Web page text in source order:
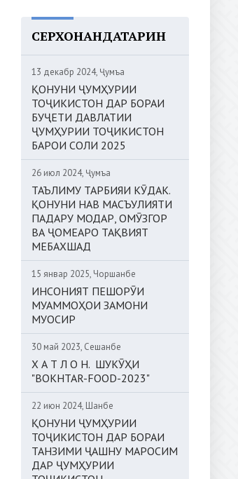
СЕРХОНАНДАТАРИН
13 декабр 2024, Ҷумъа
ҚОНУНИ ҶУМҲУРИИ
ТОҶИКИСТОН ДАР БОРАИ
БУҶЕТИ ДАВЛАТИИ
ҶУМҲУРИИ ТОҶИКИСТОН
БАРОИ СОЛИ 2025
26 июл 2024, Ҷумъа
ТАЪЛИМУ ТАРБИЯИ КӮДАК.
ҚОНУНИ НАВ МАСЪУЛИЯТИ
ПАДАРУ МОДАР, ОМӮЗГОР
ВА ҶОМЕАРО ТАҚВИЯТ
МЕБАХШАД
15 январ 2025, Чоршанбе
ИНСОНИЯТ ПЕШОРӮИ
МУАММОҲОИ ЗАМОНИ
МУОСИР
30 май 2023, Сешанбе
Х А Т Л О Н. ШУКӮҲИ
"BOKHTAR-FOOD-2023"
22 июн 2024, Шанбе
ҚОНУНИ ҶУМҲУРИИ
ТОҶИКИСТОН ДАР БОРАИ
ТАНЗИМИ ҶАШНУ МАРОСИМ
ДАР ҶУМҲУРИИ